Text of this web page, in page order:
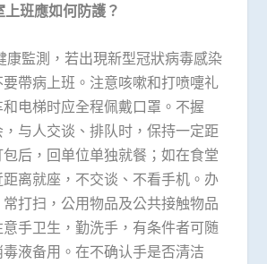
上班應如何防護？
康監測，若出現新型冠狀病毒感染
帶病上班。注意咳嗽和打喷嚏礼
电梯时应全程佩戴口罩。不握
与人交谈、排队时，保持一定距
后，回单位单独就餐；如在食堂
离就座，不交谈、不看手机。办
打扫，公用物品及公共接触物品
手卫生，勤洗手，有条件者可随
液备用。在不确认手是否清洁